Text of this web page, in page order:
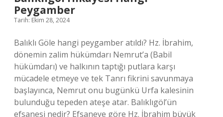
Peygamber
Tarih: Ekim 28, 2024
Balıklı Göle hangi peygamber atıldı? Hz. İbrahim,
dönemin zalim hükümdarı Nemrut’a (Babil
hükümdarı) ve halkının taptığı putlara karşı
mücadele etmeye ve tek Tanrı fikrini savunmaya
başlayınca, Nemrut onu bugünkü Urfa kalesinin
bulunduğu tepeden ateşe atar. Balıklıgöl’ün
efsanesi nedir? Efsaneye göre Hz. İbrahim büyük